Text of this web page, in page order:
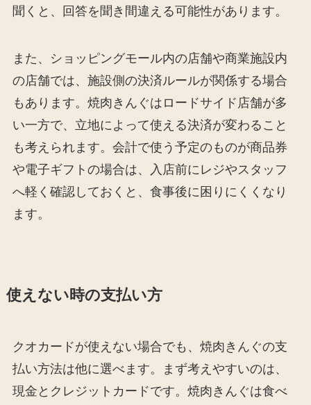
聞くと、回答を聞き間違える可能性があります。
また、ショッピングモール内の店舗や商業施設内
の店舗では、施設側の決済ルールが関係する場合
もあります。焼肉きんぐはロードサイド店舗が多
い一方で、立地によって使える決済が変わること
も考えられます。会計で使う予定のものが商品券
や電子ギフトの場合は、入店前にレジやスタッフ
へ軽く確認しておくと、食事後に困りにくくなり
ます。
使えない時の支払い方
クオカードが使えない場合でも、焼肉きんぐの支
払い方法は他に選べます。まず考えやすいのは、
現金とクレジットカードです。焼肉きんぐは食べ